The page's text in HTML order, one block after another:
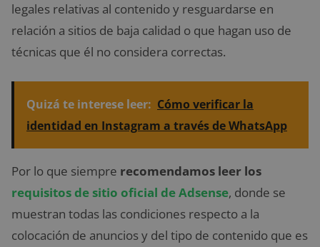
legales relativas al contenido y resguardarse en
relación a sitios de baja calidad o que hagan uso de
técnicas que él no considera correctas.
Quizá te interese leer: Cómo verificar la
identidad en Instagram a través de WhatsApp
Por lo que siempre recomendamos leer los
requisitos de sitio oficial de Adsense, donde se
muestran todas las condiciones respecto a la
colocación de anuncios y del tipo de contenido que es